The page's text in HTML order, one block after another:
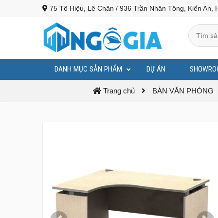
75 Tô Hiệu, Lê Chân / 936 Trần Nhân Tông, Kiến An,
DANH MỤC SẢN PHẨM DỰ ÁN
Trang chủ BÀN VĂN PHÒNG